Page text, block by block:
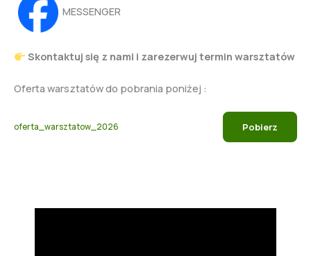
MESSENGER
Skontaktuj się z nami i zarezerwuj termin warsztatów
Oferta warsztatów do pobrania poniżej :
oferta_warsztatow_2026 Pobierz